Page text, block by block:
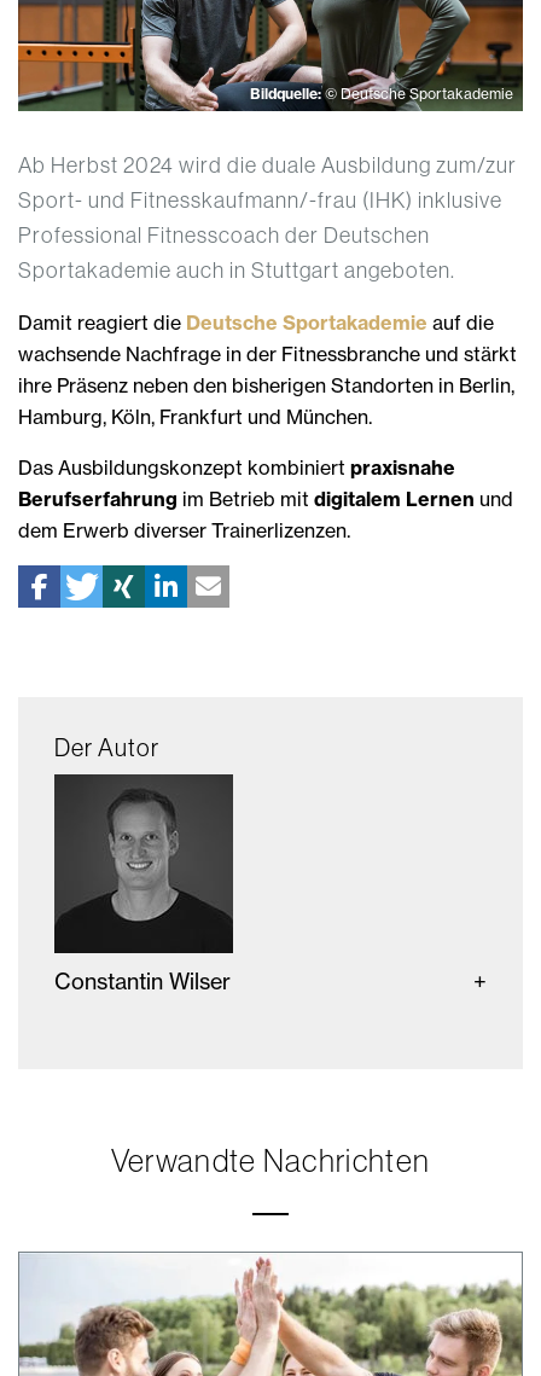
Bildquelle:© Deutsche Sportakademie
Ab Herbst 2024 wird die duale Ausbildung zum/zur
Sport- und Fitnesskaufmann/-frau (IHK) inklusive
Professional Fitnesscoach der Deutschen
Sportakademie auch in Stuttgart angeboten.
Damit reagiert die Deutsche Sportakademie auf die
wachsende Nachfrage in der Fitnessbranche und stärkt
ihre Präsenz neben den bisherigen Standorten in Berlin,
Hamburg, Köln, Frankfurt und München.
Das Ausbildungskonzept kombiniert praxisnahe
Berufserfahrung im Betrieb mit digitalem Lernen und
dem Erwerb diverser Trainerlizenzen.
Der Autor
Constantin Wilser
Verwandte Nachrichten